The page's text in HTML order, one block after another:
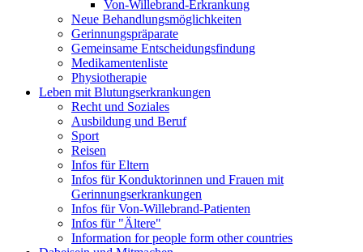
Von-Willebrand-Erkrankung
Neue Behandlungsmöglichkeiten
Gerinnungspräparate
Gemeinsame Entscheidungsfindung
Medikamentenliste
Physiotherapie
Leben mit Blutungserkrankungen
Recht und Soziales
Ausbildung und Beruf
Sport
Reisen
Infos für Eltern
Infos für Konduktorinnen und Frauen mit
Gerinnungserkrankungen
Infos für Von-Willebrand-Patienten
Infos für "Ältere"
Information for people form other countries